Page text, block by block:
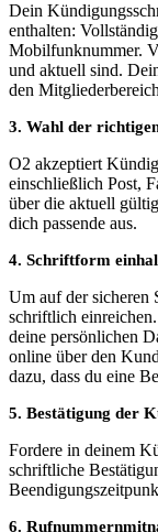
Dein
enthalten:
Mobilfunknummer.
und aktuell sind.
den
3. Wahl der
O2 akzeptiert
einschließlich Post,
über die aktuell
dich passende aus.
4. Schriftform
Um auf der sicheren
schriftlich
deine persönlichen
online über den
dazu, dass du eine
5. Bestätigung der
Fordere in deinem
schriftliche
6.